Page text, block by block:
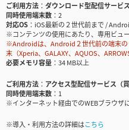
ご利用方法
ダウンロード型配信サービ
同時使用端末数
2
対応OS
iOS最新の２世代前まで /
※コンテンツの使用にあたり、専用ビュ
※Androidは、Android２世代前の端末の
末（Xperia、GALAXY、AQUOS、
必要メモリ容量
34 MB以上
ご利用方法
アクセス型配信サービス（買
同時使用端末数
1
※インターネット経由でのWEBブラウザ
※導入・利用方法の詳細はこちら